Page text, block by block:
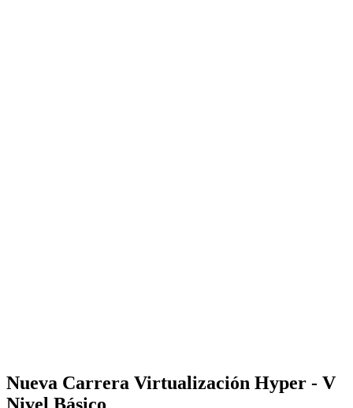
Nueva Carrera Virtualización Hyper - V